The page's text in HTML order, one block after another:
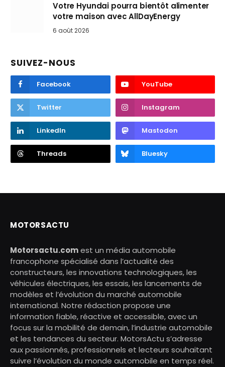
Votre Hyundai pourra bientôt alimenter
votre maison avec AllDayEnergy
6 août 2026
SUIVEZ-NOUS
Facebook YouTube
Twitter Instagram
LinkedIn Mastodon
Threads Bluesky
MOTORSACTU
Motorsactu.comest un média automobile
francophone spécialisé dans l’actualité des
constructeurs, les innovations technologiques, les
véhicules électriques, les essais, les lancements de
modèles et l’évolution du marché automobile
international. Notre rédaction propose une
information fiable, réactive et accessible, avec un
focus sur la mobilité de demain, l’industrie automobile
et les tendances du secteur. MotorsActu s’adresse
aux passionnés, professionnels et lecteurs souhaitant
suivre l’évolution du monde automobile en temps réel.